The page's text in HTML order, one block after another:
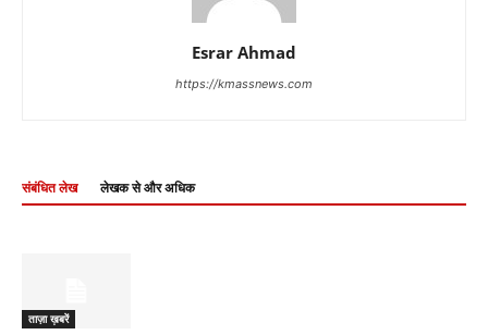
Esrar Ahmad
https://kmassnews.com
संबंधित लेख लेखक से और अधिक
ताज़ा ख़बरें